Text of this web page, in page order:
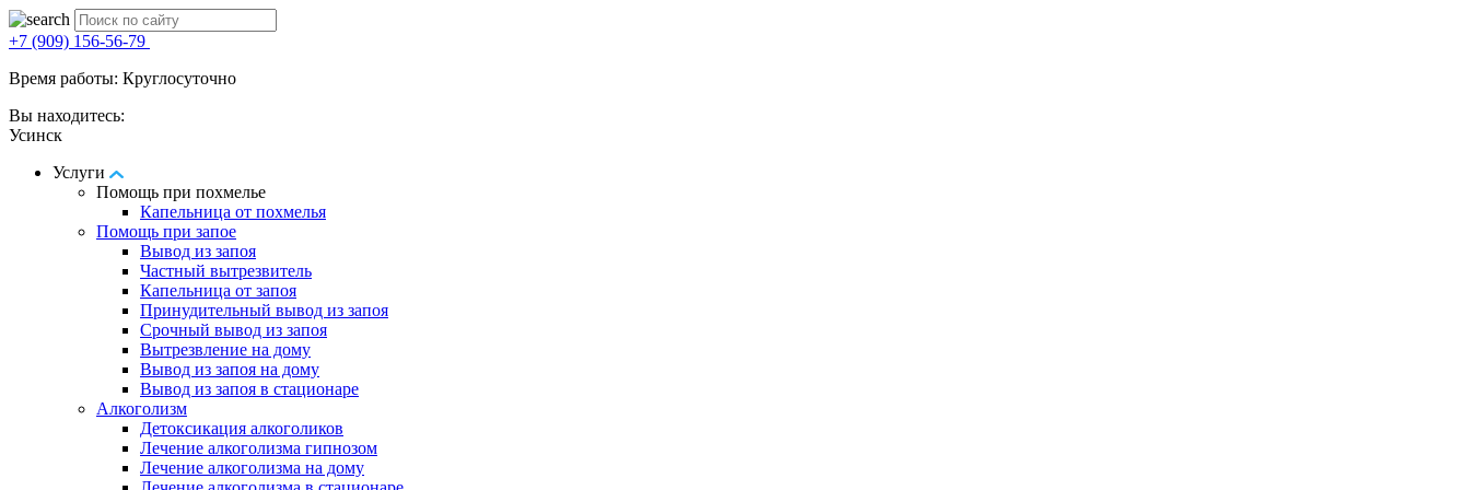
+7 (909) 156-56-79
Время работы: Круглосуточно
Вы находитесь:
Усинск
Услуги
Помощь при похмелье
Капельница от похмелья
Помощь при запое
Вывод из запоя
Частный вытрезвитель
Капельница от запоя
Принудительный вывод из запоя
Срочный вывод из запоя
Вытрезвление на дому
Вывод из запоя на дому
Вывод из запоя в стационаре
Алкоголизм
Детоксикация алкоголиков
Лечение алкоголизма гипнозом
Лечение алкоголизма на дому